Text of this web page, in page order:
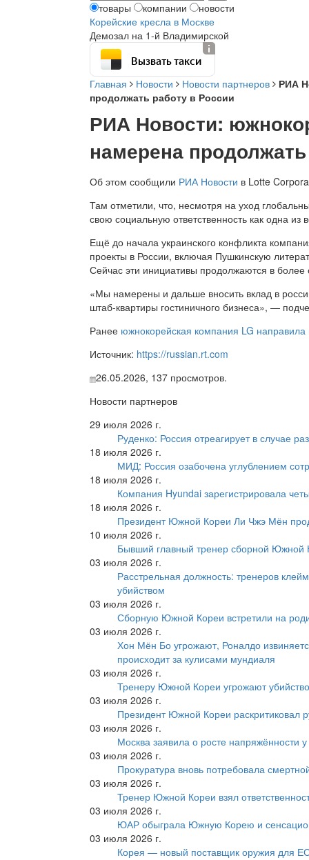
товары компании
новости
Корейские кресла в Москве
Демозал на 1-й Владимирской
Вызвать такси
Главная Новости Новости партнеров
РИА
продолжать работу в России
РИА Новости:
намерена
Об этом сообщили РИА Новости в Lotte
Там отметили, что, несмотря на уход
свою социальную ответственность как одна
Ещё до начала украинского конфликта
проекты в России, включая Пушкинскую
Сейчас эти инициативы продолжаются в
«Мы намерены и дальше вносить вклад в
штаб-квартиры гостиничного бизнеса», —
Ранее южнокорейская компания LG направила
Источник: https://russian.rt.com
26.05.2026, 137 просмотров.
Новости партнеров
29 июля 2026 г.
Руденко: Россия отреагирует в случае
18 июля 2026 г.
МИД: Россия озабочена углублением
18 июля 2026 г.
Компания Hyundai зарегистрировала
18 июля 2026 г.
Президент Южной Кореи Ли Чжэ Мён
10 июля 2026 г.
Бывший главный тренер сборной Южной
03 июля 2026 г.
Расстрельная должность: тренеров
убийством
03 июля 2026 г.
Сборную Южной Кореи встретили на
03 июля 2026 г.
Хон Мён Бо угрожают, Роналдо
происходит за кулисами мундиаля
03 июля 2026 г.
Тренеру Южной Кореи угрожают
03 июля 2026 г.
Президент Южной Кореи раскритиковал
03 июля 2026 г.
Москва заявила о росте
03 июля 2026 г.
Прокуратура вновь потребовала
03 июля 2026 г.
Тренер Южной Кореи взял
03 июля 2026 г.
ЮАР обыграла Южную Корею и
03 июля 2026 г.
Корея — новый поставщик оружия для